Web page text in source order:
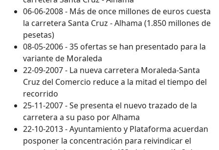
06-06-2008 - Más de once millones de euros cuesta
la carretera Santa Cruz - Alhama (1.850 millones de
pesetas)
08-05-2006 - 35 ofertas se han presentado para la
variante de Moraleda
22-09-2007 - La nueva carretera Moraleda-Santa
Cruz del Comercio reduce a la mitad el tiempo del
recorrido
25-11-2007 - Se presenta el nuevo trazado de la
carretera a su paso por Alhama
22-10-2013 - Ayuntamiento y Plataforma acuerdan
posponer la concentración para reivindicar el